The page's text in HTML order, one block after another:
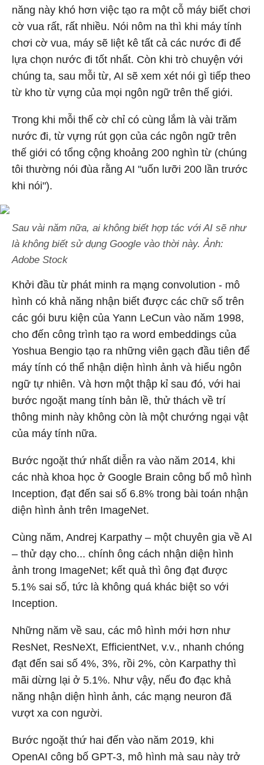
năng này khó hơn việc tạo ra một cỗ máy biết chơi
cờ vua rất, rất nhiều. Nói nôm na thì khi máy tính
chơi cờ vua, máy sẽ liệt kê tất cả các nước đi để
lựa chọn nước đi tốt nhất. Còn khi trò chuyện với
chúng ta, sau mỗi từ, AI sẽ xem xét nói gì tiếp theo
từ kho từ vựng của mọi ngôn ngữ trên thế giới.
Trong khi mỗi thế cờ chỉ có cùng lắm là vài trăm
nước đi, từ vựng rút gọn của các ngôn ngữ trên
thế giới có tổng cộng khoảng 200 nghìn từ (chúng
tôi thường nói đùa rằng AI "uốn lưỡi 200 lần trước
khi nói").
Sau vài năm nữa, ai không biết hợp tác với AI sẽ như
là không biết sử dụng Google vào thời này. Ảnh:
Adobe Stock
Khởi đầu từ phát minh ra mạng convolution - mô
hình có khả năng nhận biết được các chữ số trên
các gói bưu kiện của Yann LeCun vào năm 1998,
cho đến công trình tạo ra word embeddings của
Yoshua Bengio tạo ra những viên gạch đầu tiên để
máy tính có thể nhận diện hình ảnh và hiểu ngôn
ngữ tự nhiên. Và hơn một thập kỉ sau đó, với hai
bước ngoặt mang tính bản lề, thử thách về trí
thông minh này không còn là một chướng ngại vật
của máy tính nữa.
Bước ngoặt thứ nhất diễn ra vào năm 2014, khi
các nhà khoa học ở Google Brain công bố mô hình
Inception, đạt đến sai số 6.8% trong bài toán nhận
diện hình ảnh trên ImageNet.
Cùng năm, Andrej Karpathy – một chuyên gia về AI
– thử dạy cho... chính ông cách nhận diện hình
ảnh trong ImageNet; kết quả thì ông đạt được
5.1% sai số, tức là không quá khác biệt so với
Inception.
Những năm về sau, các mô hình mới hơn như
ResNet, ResNeXt, EfficientNet, v.v., nhanh chóng
đạt đến sai số 4%, 3%, rồi 2%, còn Karpathy thì
mãi dừng lại ở 5.1%. Như vậy, nếu đo đạc khả
năng nhận diện hình ảnh, các mạng neuron đã
vượt xa con người.
Bước ngoặt thứ hai đến vào năm 2019, khi
OpenAI công bố GPT-3, mô hình mà sau này trở